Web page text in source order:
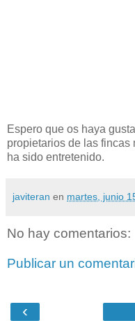
Espero que os haya
propietarios de las fincas
ha sido entretenido.
javiteran en martes, junio
No hay comentarios:
Publicar un
‹